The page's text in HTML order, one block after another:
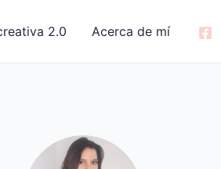
2.0 Acerca de mí